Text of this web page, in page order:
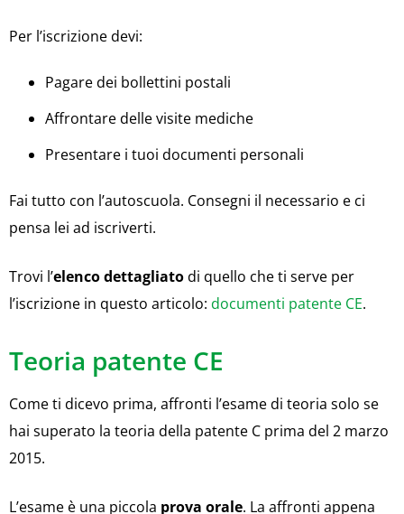
Per l’iscrizione devi:
Pagare dei bollettini postali
Affrontare delle visite mediche
Presentare i tuoi documenti personali
Fai tutto con l’autoscuola. Consegni il necessario e ci
pensa lei ad iscriverti.
Trovi l’elenco dettagliatodi quello che ti serve per
l’iscrizione in questo articolo: documenti patente CE.
Teoria patente CE
Come ti dicevo prima, affronti l’esame di teoria solo se
hai superato la teoria della patente C prima del 2 marzo
2015.
L’esame è una piccola prova orale. La affronti appena